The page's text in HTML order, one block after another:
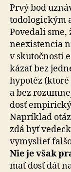
Prvý bod
to­do­lo­gic­kým
Povedali sme,
neexistencia
v skutočnosti
ká­zať bez
hypotéz
a bez
dosť
Napríklad
zdá byť
vymyslieť
Nie je však
mať dosť dát